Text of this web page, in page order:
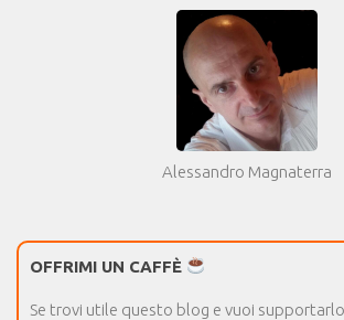
Alessandro Magnaterra
OFFRIMI UN CAFFÈ
Se trovi utile questo blog e vuoi